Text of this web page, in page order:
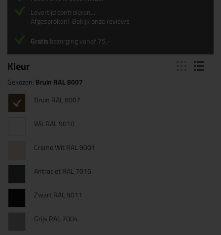
Kleur
Gekozen:Bruin RAL 8007
Bruin RAL 8007
Wit RAL 9010
Creme Wit RAL 9001
Antraciet RAL 7016
Zwart RAL 9011
Grijs RAL 7004
Levertijd controleren...
Afgesproken! Bekijk onze reviews
Gratisbezorging vanaf 75,-